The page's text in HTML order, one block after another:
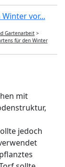
vor...
Gartenarbeit >
für den Winter
mit
jedoch